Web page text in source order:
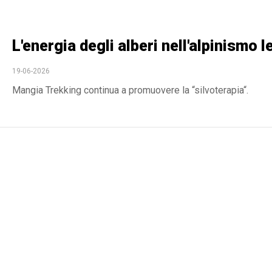
L'energia degli alberi nell'alpinismo
19-06-2026
Mangia Trekking continua a promuovere la “silvoterapia“.